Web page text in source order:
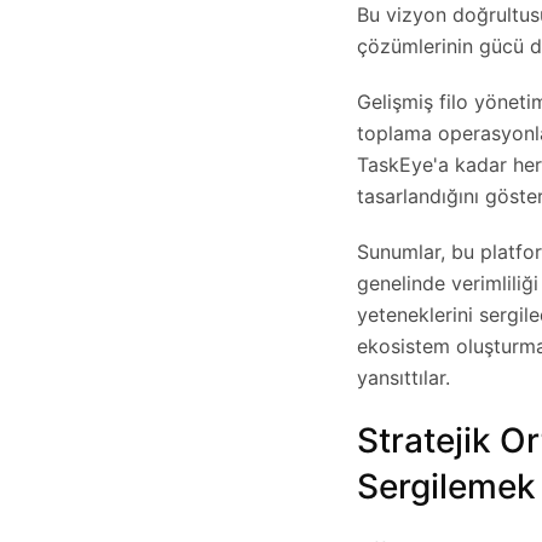
Bu vizyon
çözümlerinin gücü
Gelişmiş filo
toplama
TaskEye'a kadar
tasarlandığını
Sunumlar, bu
genelinde
yeteneklerini
ekosistem
yansıttılar.
Stratejik
Sergilemek